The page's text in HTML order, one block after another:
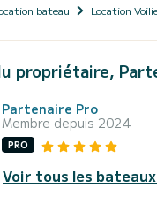
bateau Location
propriétaire,
Partenaire Pro
Membre depuis 2024
PRO
Voir tous les